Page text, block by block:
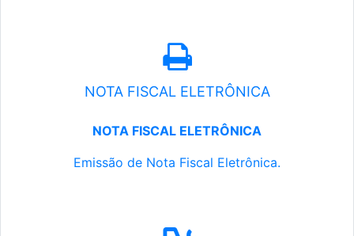
NOTA FISCAL ELETRÔNICA
NOTA FISCAL ELETRÔNICA
Emissão de Nota Fiscal Eletrônica.